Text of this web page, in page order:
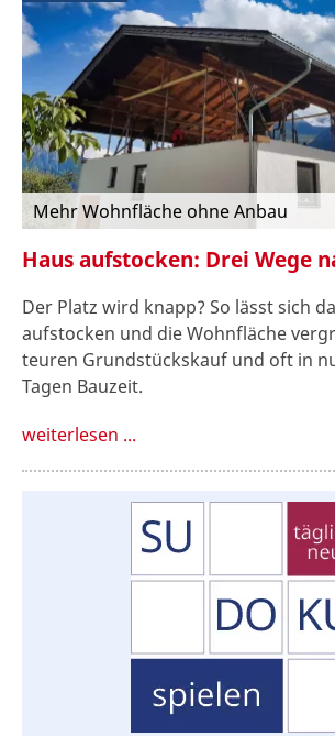
Mehr Wohnfläche ohne Anbau
Haus aufstocken: Drei Wege
Der Platz wird knapp? So lässt sich
aufstocken und die Wohnfläche
teuren Grundstückskauf und oft in
Tagen Bauzeit.
weiterlesen ...